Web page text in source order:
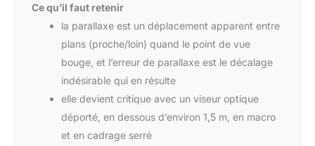
Ce qu’il faut retenir
la parallaxe est un déplacement apparent entre
plans (proche/loin) quand le point de vue
bouge, et l’erreur de parallaxe est le décalage
indésirable qui en résulte
elle devient critique avec un viseur optique
déporté, en dessous d’environ 1,5 m, en macro
et en cadrage serré